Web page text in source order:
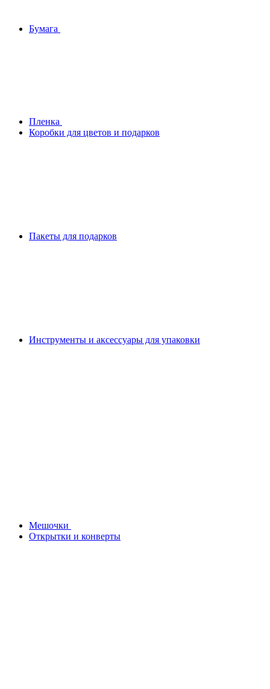
Бумага
Плeнка
Коробки для цветов и подарков
Пакеты для подарков
Инструменты и аксессуары для упаковки
Мешочки
Открытки и конверты